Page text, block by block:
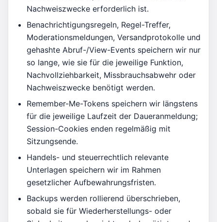
Nachweiszwecke erforderlich ist.
Benachrichtigungsregeln, Regel-Treffer,
Moderationsmeldungen, Versandprotokolle und
gehashte Abruf-/View-Events speichern wir nur
so lange, wie sie für die jeweilige Funktion,
Nachvollziehbarkeit, Missbrauchsabwehr oder
Nachweiszwecke benötigt werden.
Remember-Me-Tokens speichern wir längstens
für die jeweilige Laufzeit der Daueranmeldung;
Session-Cookies enden regelmäßig mit
Sitzungsende.
Handels- und steuerrechtlich relevante
Unterlagen speichern wir im Rahmen
gesetzlicher Aufbewahrungsfristen.
Backups werden rollierend überschrieben,
sobald sie für Wiederherstellungs- oder